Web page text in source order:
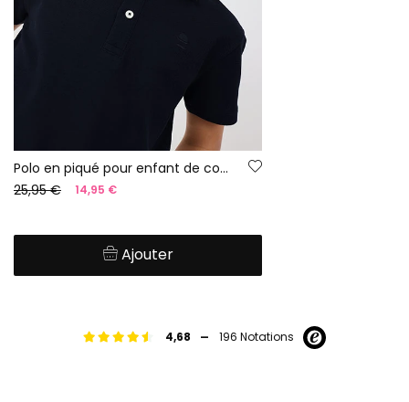
Polo en piqué pour enfant de couleur bleu marine
25,95 €
14,95 €
Ajouter
4,68 - 196 Notations